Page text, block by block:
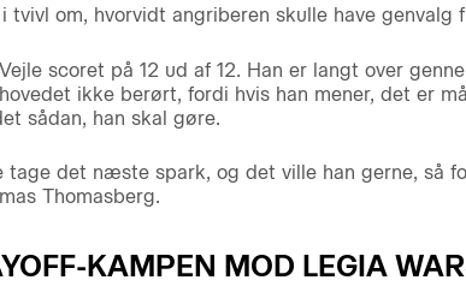
tvivl om, hvorvidt angriberen skulle have genvalg
scoret på 12 ud af 12. Han er langt over
ikke berørt, fordi hvis han mener, det er
sådan, han skal gøre.
tage det næste spark, og det ville han gerne, så
Thomasberg.
KAMPEN MOD LEGIA